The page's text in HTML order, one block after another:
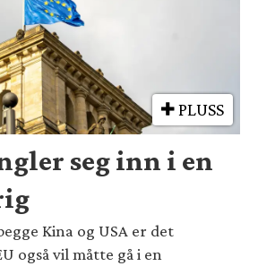
PLUSS
seg inn i en
Kina og USA er det
også vil måtte gå i en